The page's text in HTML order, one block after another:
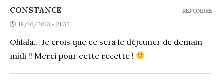
CONSTANCE
18/10/2013 - 21:32
Ohlala… Je crois que ce sera le déjeuner de demain
midi !! Merci pour cette recette !
REPONDRE